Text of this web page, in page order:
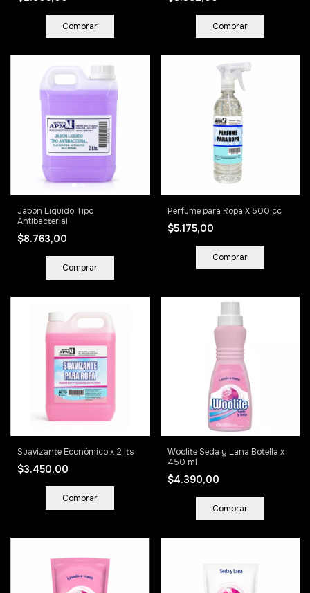
Comprar
Jabon Liquido Tipo
Antibacterial
$8.763,00
Comprar
Perfume para Ropa X 500 cc
$5.175,00
Comprar
Suavizante Económico x 2 lts
$3.450,00
Comprar
Woolite Seda y Lana Botella x
450 ml
$4.390,00